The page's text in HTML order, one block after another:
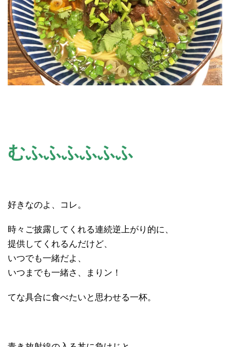
むふふふふふふ
好きなのよ、コレ。
時々ご披露してくれる連続逆上がり的に、
提供してくれるんだけど、
いつでも一緒だよ、
いつまでも一緒さ、まりン！
てな具合に食べたいと思わせる一杯。